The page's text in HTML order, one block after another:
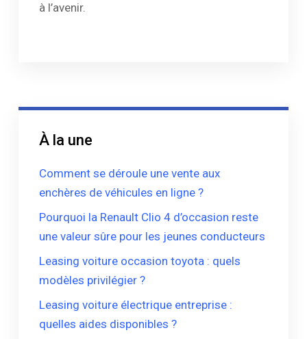
à l’avenir.
À la une
Comment se déroule une vente aux
enchères de véhicules en ligne ?
Pourquoi la Renault Clio 4 d’occasion reste
une valeur sûre pour les jeunes conducteurs
Leasing voiture occasion toyota : quels
modèles privilégier ?
Leasing voiture électrique entreprise :
quelles aides disponibles ?